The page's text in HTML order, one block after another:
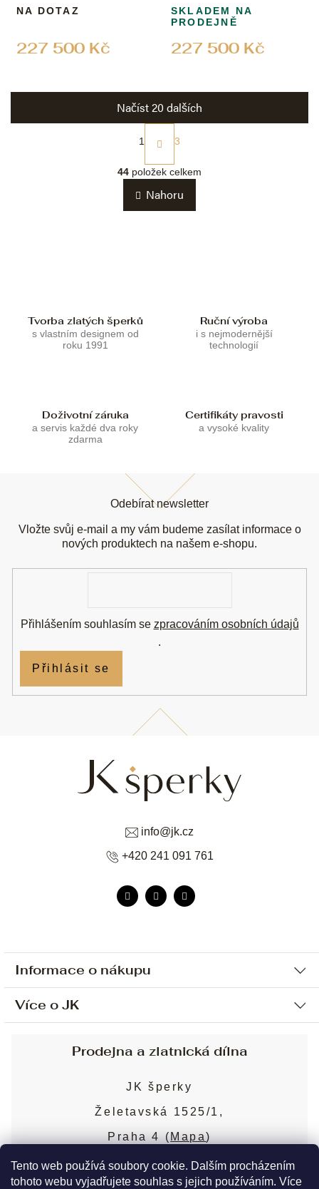
Tento web používá soubory cookie. Dalším procházením
tohoto webu vyjadřujete souhlas s jejich používáním. Více
227 500 Kč
NA DOTAZ
227 500 Kč
SKLADEM NA
PRODEJNĚ
v
l
á
d
Načíst 20 dalších
S
t
á
n
k
1 3
44 položek celkem
Nahoru
Tvorba zlatých šperků
s vlastním designem od
roku 1991
Ruční výroba
i s nejmodernější
technologií
Doživotní záruka
a servis každé dva roky
zdarma
Certifikáty pravosti
a vysoké kvality
Informace o nákupu
Ochrana osobních údajů
Sjednání osobní schůzky
Obchodní podmínky
Puncovní značky
Více o JK
Blog
Nejčastější dotazy
info@jk.cz
+420 241 091 761
Odebírat newsletter
Vložte svůj e-mail a my vám budeme zasílat informace o
nových produktech na našem e-shopu.
Přihlášením souhlasím se zpracováním osobních údajů
.
Přihlásit se
Prodejna a zlatnická dílna
JK šperky
Želetavská 1525/1,
Praha 4 ( Mapa)
Více o prodejně